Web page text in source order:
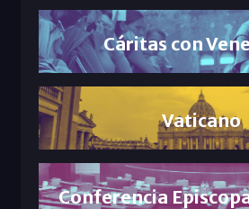
Cáritas con
Vaticano
Conferencia